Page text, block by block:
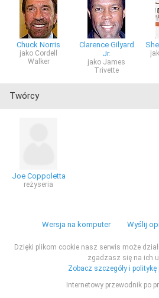
Chuck Norris
jako Cordell
Walker
Clarence Gilyard
Jr.
jako James
Trivette
Twórcy
Joe Coppoletta
reżyseria
Wersja na komputer Wyślij
Dzięki plikom cookie nasz serwis może
zgadzasz się na ich
Zobacz szczegóły i
Internetowy przewodnik po